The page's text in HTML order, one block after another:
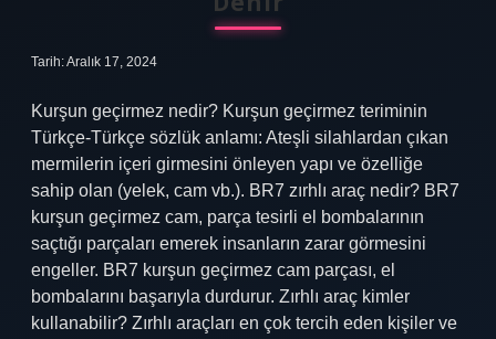
Tarih: Aralık 17, 2024
Kurşun geçirmez nedir? Kurşun geçirmez teriminin
Türkçe-Türkçe sözlük anlamı: Ateşli silahlardan çıkan
mermilerin içeri girmesini önleyen yapı ve özelliğe
sahip olan (yelek, cam vb.). BR7 zırhlı araç nedir? BR7
kurşun geçirmez cam, parça tesirli el bombalarının
saçtığı parçaları emerek insanların zarar görmesini
engeller. BR7 kurşun geçirmez cam parçası, el
bombalarını başarıyla durdurur. Zırhlı araç kimler
kullanabilir? Zırhlı araçları en çok tercih eden kişiler ve